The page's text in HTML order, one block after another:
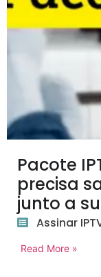
Pacote
precisa
junto a
Assinar
Read More »